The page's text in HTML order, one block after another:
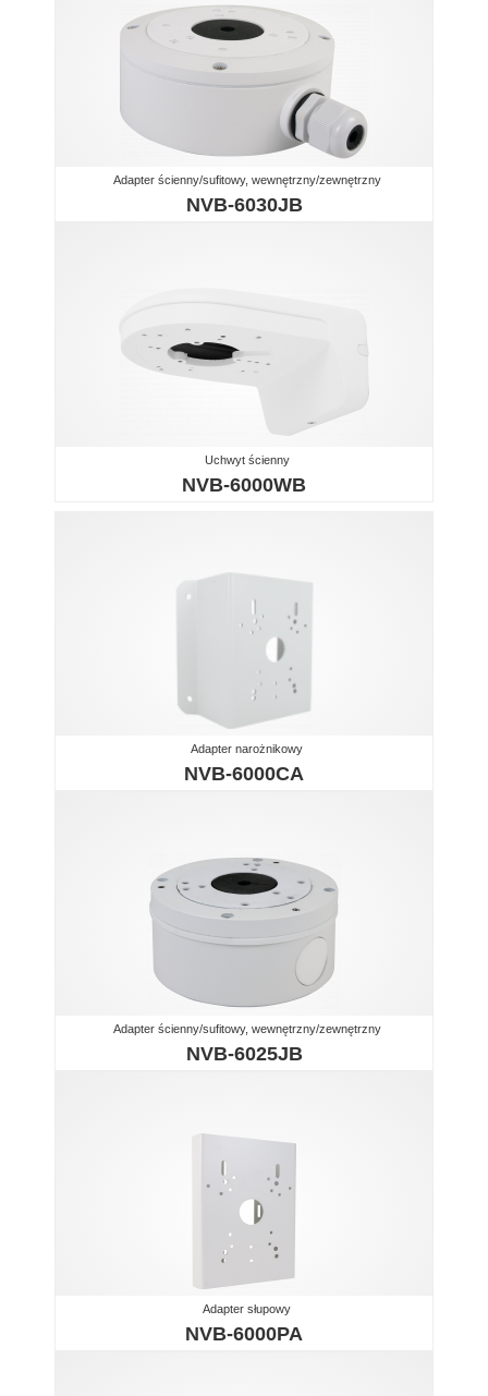
Adapter ścienny/sufitowy, wewnętrzny/zewnętrzny
NVB-6030JB
Uchwyt ścienny
NVB-6000WB
Adapter narożnikowy
NVB-6000CA
Adapter ścienny/sufitowy, wewnętrzny/zewnętrzny
NVB-6025JB
Adapter słupowy
NVB-6000PA